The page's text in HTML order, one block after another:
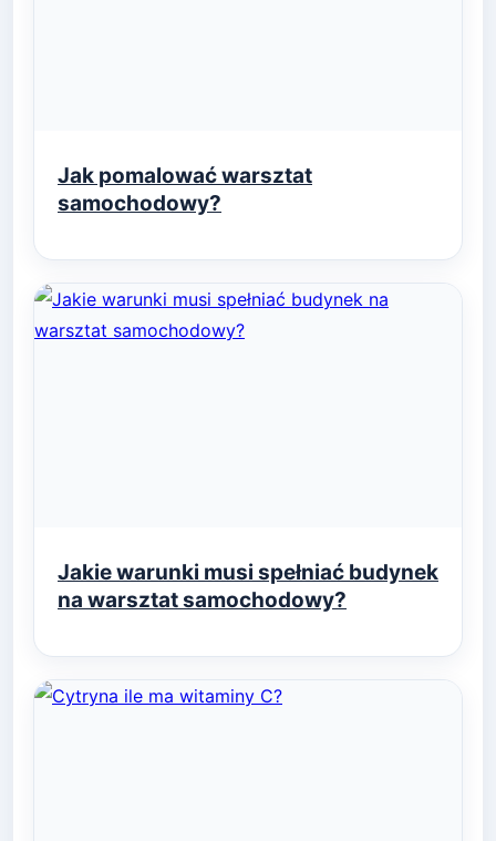
Jak pomalować warsztat
samochodowy?
Jakie warunki musi spełniać budynek
na warsztat samochodowy?